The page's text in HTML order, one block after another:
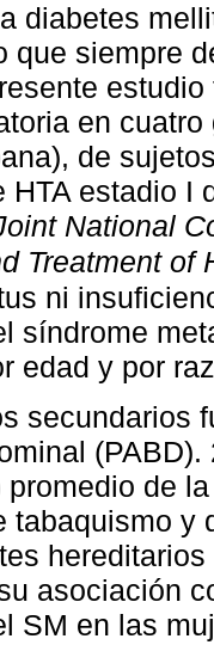
diabetes
que siempre
en
de
HTA estadio
National
Treatment of
ni
síndrome
edad y por
secundarios
promedio de
tabaquismo y
asociación
SM en las